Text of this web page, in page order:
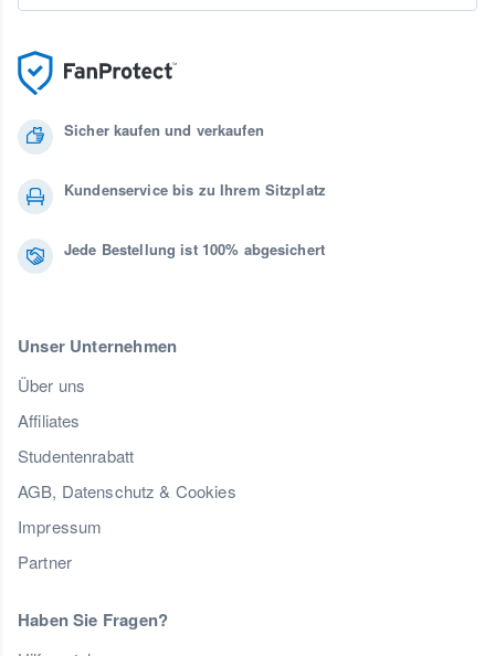
Sicher kaufen und verkaufen
Kundenservice bis zu Ihrem Sitzplatz
Jede Bestellung ist 100% abgesichert
Unser Unternehmen
Über uns
Affiliates
Studentenrabatt
AGB, Datenschutz & Cookies
Impressum
Partner
Haben Sie Fragen?